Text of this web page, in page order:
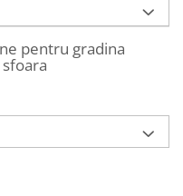
pentru gradina